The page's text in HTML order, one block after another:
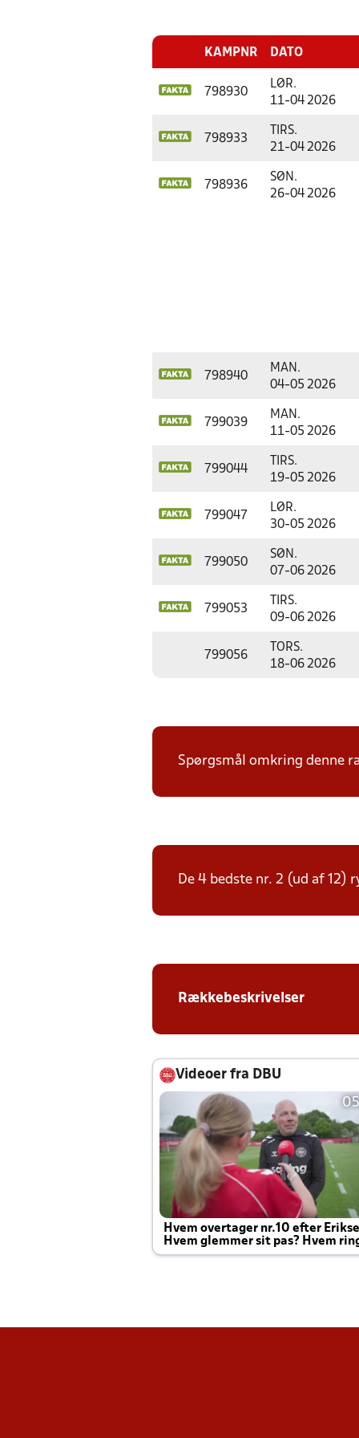
KAMPNR DATO
798930
LØR.
11-04 2026
798933
TIRS.
21-04 2026
798936
SØN.
26-04 2026
798940
MAN.
04-05 2026
799039
MAN.
11-05 2026
799044
TIRS.
19-05 2026
799047
LØR.
30-05 2026
799050
SØN.
07-06 2026
799053
TIRS.
09-06 2026
799056
TORS.
18-06 2026
Spørgsmål omkring denne
De 4 bedste nr. 2 (ud af 12)
Rækkebeskrivelser
Videoer fra DBU
Hvem overtager nr.10 efter
Hvem glemmer sit pas? Hvem
Joachim altid til efter kampe?